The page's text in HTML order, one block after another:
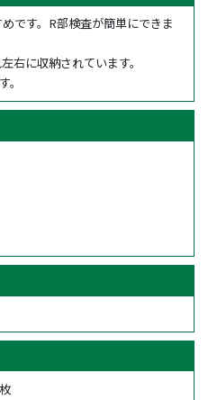
です。R部検査が簡単にできま
右に収納されています。